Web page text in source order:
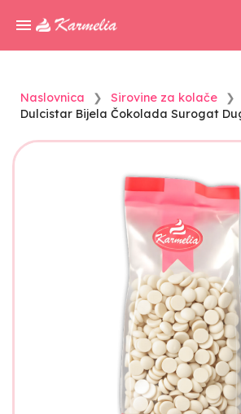
Naslovnica
Sirovine za kolače
Dulcistar Bijela Čokolada Surogat